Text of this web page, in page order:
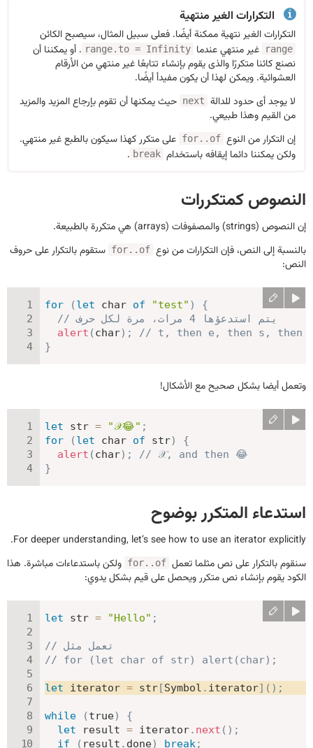
التكرارات الغير منتهية
التكرارات الغير نتهية ممكنة أيضًا. فعلى سبيل المثال، سيصبح الكائن
range غير منتهي عندما range.to = Infinity . أو يمكننا أن
نصنع كائنا متكررًا والذى يقوم بإنشاء تتابعًا غير منتهي من الأرقام
العشوائية. ويمكن لهذا أن يكون مفيدأ أيضًا.
لا يوجد أى حدود للدالة next حيث يمكنها أن تقوم بإرجاع المزيد والمزيد
من القيم وهذا طبيعي.
إن التكرار من النوع for..of على متكرر كهذا سيكون بالطبع غير منتهي.
ولكن يمكننا دائما إيقافه باستخدام break
.
النصوص كمتكررات
إن النصوص (strings) والمصفوفات (arrays) هي متكررة بالطبيعة.
بالنسبة إلى النص، فإن التكرارات من نوع for..of ستقوم بالتكرار على حروف
النص:
for (let char of "test" )
{
// يتم استدعؤها 4 مرات، مرة لكل حرف
alert (char) ;
// t, then e, then s, then
}
وتعمل أيضا بشكل صحيح مع الأشكال!
let str = "𝒳😂" ;
for
(let char of str)
{
alert (char) ;
// 𝒳, and then 😂
}
استدعاء المتكرر بوضوح
For deeper understanding, let’s see how to use an iterator explicitly.
سنقوم بالتكرار على نص مثلما تعمل for..of ولكن باستدعاءات مباشرة. هذا
الكود يقوم بإنشاء نص متكرر ويحصل على قيم بشكل يدوي:
let str = "Hello" ;
// تعمل مثل
// for (let char of str) alert(char);
let iterator = str[Symbol . iterator] ( ) ;
while (true)
{
let result = iterator. next ( ) ;
if
( result . done) break;